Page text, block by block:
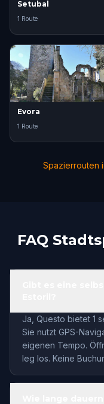
Setubal
1 Route
Evora
1 Route
Spazierrouten
FAQ
Ja, Questo bietet 1
Sie nutzt GPS-
eigenen Tempo.
leg los. Keine